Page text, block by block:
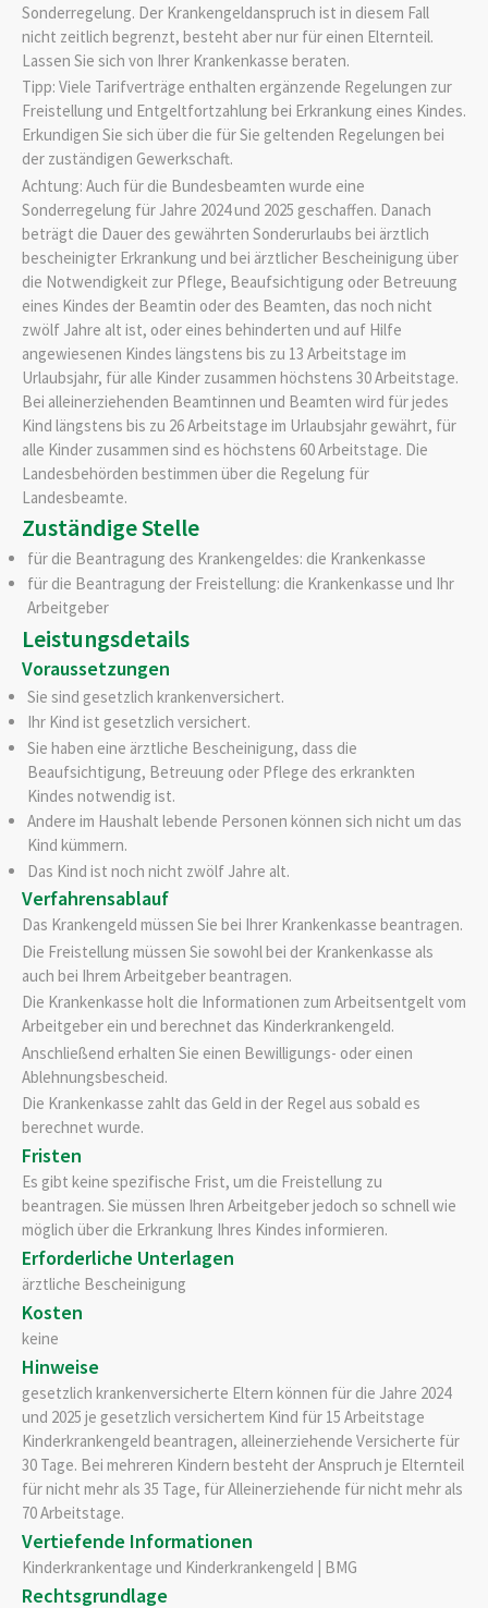
Sonderregelung. Der Krankengeldanspruch ist in diesem Fall
nicht zeitlich begrenzt, besteht aber nur für einen Elternteil.
Lassen Sie sich von Ihrer Krankenkasse beraten.
Tipp: Viele Tarifverträge enthalten ergänzende Regelungen zur
Freistellung und Entgeltfortzahlung bei Erkrankung eines Kindes.
Erkundigen Sie sich über die für Sie geltenden Regelungen bei
der zuständigen Gewerkschaft.
Achtung: Auch für die Bundesbeamten wurde eine
Sonderregelung für Jahre 2024 und 2025 geschaffen. Danach
beträgt die Dauer des gewährten Sonderurlaubs bei ärztlich
bescheinigter Erkrankung und bei ärztlicher Bescheinigung über
die Notwendigkeit zur Pflege, Beaufsichtigung oder Betreuung
eines Kindes der Beamtin oder des Beamten, das noch nicht
zwölf Jahre alt ist, oder eines behinderten und auf Hilfe
angewiesenen Kindes längstens bis zu 13 Arbeitstage im
Urlaubsjahr, für alle Kinder zusammen höchstens 30 Arbeitstage.
Bei alleinerziehenden Beamtinnen und Beamten wird für jedes
Kind längstens bis zu 26 Arbeitstage im Urlaubsjahr gewährt, für
alle Kinder zusammen sind es höchstens 60 Arbeitstage. Die
Landesbehörden bestimmen über die Regelung für
Landesbeamte.
Zuständige Stelle
für die Beantragung des Krankengeldes: die Krankenkasse
für die Beantragung der Freistellung: die Krankenkasse und Ihr
Arbeitgeber
Leistungsdetails
Voraussetzungen
Sie sind gesetzlich krankenversichert.
Ihr Kind ist gesetzlich versichert.
Sie haben eine ärztliche Bescheinigung, dass die
Beaufsichtigung, Betreuung oder Pflege des erkrankten
Kindes notwendig ist.
Andere im Haushalt lebende Personen können sich nicht um das
Kind kümmern.
Das Kind ist noch nicht zwölf Jahre alt.
Verfahrensablauf
Das Krankengeld müssen Sie bei Ihrer Krankenkasse beantragen.
Die Freistellung müssen Sie sowohl bei der Krankenkasse als
auch bei Ihrem Arbeitgeber beantragen.
Die Krankenkasse holt die Informationen zum Arbeitsentgelt vom
Arbeitgeber ein und berechnet das Kinderkrankengeld.
Anschließend erhalten Sie einen Bewilligungs- oder einen
Ablehnungsbescheid.
Die Krankenkasse zahlt das Geld in der Regel aus sobald es
berechnet wurde.
Fristen
Es gibt keine spezifische Frist, um die Freistellung zu
beantragen. Sie müssen Ihren Arbeitgeber jedoch so schnell wie
möglich über die Erkrankung Ihres Kindes informieren.
Erforderliche Unterlagen
ärztliche Bescheinigung
Kosten
keine
Hinweise
gesetzlich krankenversicherte Eltern können für die Jahre 2024
und 2025 je gesetzlich versichertem Kind für 15 Arbeitstage
Kinderkrankengeld beantragen, alleinerziehende Versicherte für
30 Tage. Bei mehreren Kindern besteht der Anspruch je Elternteil
für nicht mehr als 35 Tage, für Alleinerziehende für nicht mehr als
70 Arbeitstage.
Vertiefende Informationen
Kinderkrankentage und Kinderkrankengeld | BMG
Rechtsgrundlage